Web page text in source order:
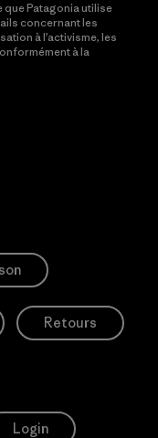
que Patagonia utilise
concernant les
à l’activisme, les
à la
Retours
Login